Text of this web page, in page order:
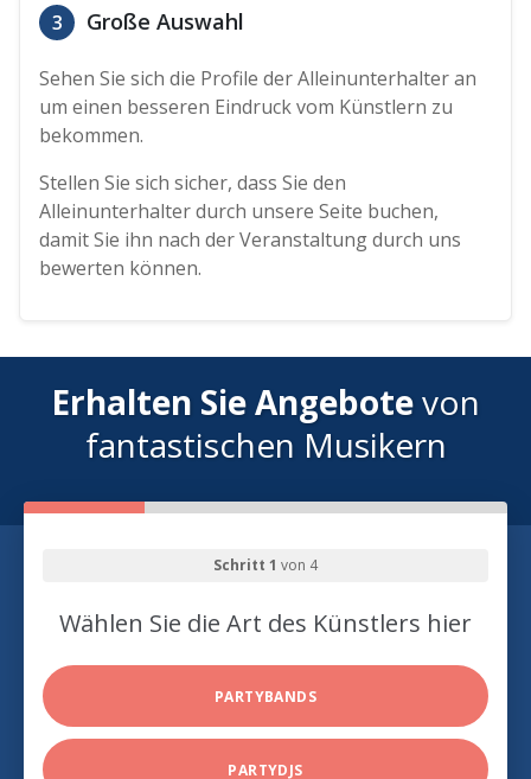
3 Große Auswahl
Sehen Sie sich die Profile der Alleinunterhalter an
um einen besseren Eindruck vom Künstlern zu
bekommen.
Stellen Sie sich sicher, dass Sie den
Alleinunterhalter durch unsere Seite buchen,
damit Sie ihn nach der Veranstaltung durch uns
bewerten können.
Erhalten Sie Angebotevon
fantastischen Musikern
Schritt 1 von 4
Wählen Sie die Art des Künstlers hier
PARTYBANDS
PARTYDJS